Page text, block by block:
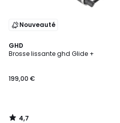
Nouveauté
GHD
Brosse lissante ghd Glide +
€.
199,00 €
4,7
/ 5
4,7